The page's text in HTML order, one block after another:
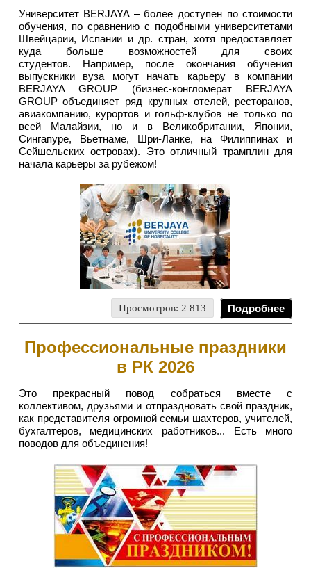
Университет BERJAYA – более доступен по стоимости
обучения, по сравнению с подобными университетами
Швейцарии, Испании и др. стран, хотя предоставляет
куда больше возможностей для своих
студентов. Например, после окончания обучения
выпускники вуза могут начать карьеру в компании
BERJAYA GROUP (бизнес-конгломерат BERJAYA
GROUP объединяет ряд крупных отелей, ресторанов,
авиакомпанию, курортов и гольф-клубов не только по
всей Малайзии, но и в Великобритании, Японии,
Сингапуре, Вьетнаме, Шри-Ланке, на Филиппинах и
Сейшельских островах). Это отличный трамплин для
начала карьеры за рубежом!
Просмотров: 2 813 Подробнее
Профессиональные праздники
в РК 2026
Это прекрасный повод собраться вместе с
коллективом, друзьями и отпраздновать свой праздник,
как представителя огромной семьи шахтеров, учителей,
бухгалтеров, медицинских работников... Есть много
поводов для объединения!